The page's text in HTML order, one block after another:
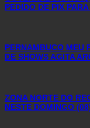
PEDIDO DE PIX
PERNAMBUCO MEU
DE SHOWS AGITA
ZONA NORTE DO
NESTE DOMINGO